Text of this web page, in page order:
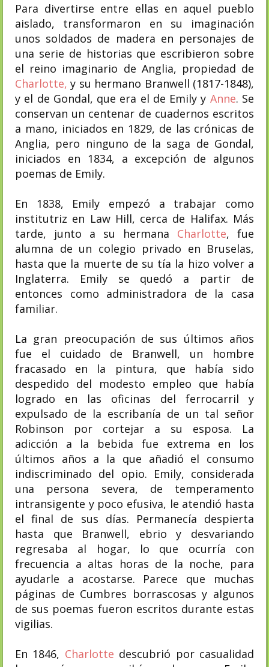
Para divertirse entre ellas en aquel pueblo
aislado, transformaron en su imaginación
unos soldados de madera en personajes de
una serie de historias que escribieron sobre
el reino imaginario de Anglia, propiedad de
Charlotte, y su hermano Branwell (1817-1848),
y el de Gondal, que era el de Emily y Anne. Se
conservan un centenar de cuadernos escritos
a mano, iniciados en 1829, de las crónicas de
Anglia, pero ninguno de la saga de Gondal,
iniciados en 1834, a excepción de algunos
poemas de Emily.
En 1838, Emily empezó a trabajar como
institutriz en Law Hill, cerca de Halifax. Más
tarde, junto a su hermana Charlotte, fue
alumna de un colegio privado en Bruselas,
hasta que la muerte de su tía la hizo volver a
Inglaterra. Emily se quedó a partir de
entonces como administradora de la casa
familiar.
La gran preocupación de sus últimos años
fue el cuidado de Branwell, un hombre
fracasado en la pintura, que había sido
despedido del modesto empleo que había
logrado en las oficinas del ferrocarril y
expulsado de la escribanía de un tal señor
Robinson por cortejar a su esposa. La
adicción a la bebida fue extrema en los
últimos años a la que añadió el consumo
indiscriminado del opio. Emily, considerada
una persona severa, de temperamento
intransigente y poco efusiva, le atendió hasta
el final de sus días. Permanecía despierta
hasta que Branwell, ebrio y desvariando
regresaba al hogar, lo que ocurría con
frecuencia a altas horas de la noche, para
ayudarle a acostarse. Parece que muchas
páginas de Cumbres borrascosas y algunos
de sus poemas fueron escritos durante estas
vigilias.
En 1846, Charlotte descubrió por casualidad